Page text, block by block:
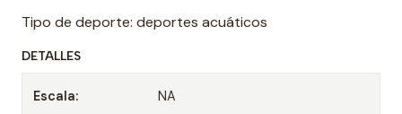
Tipo de deporte: deportes acuáticos
DETALLES
Escala: NA